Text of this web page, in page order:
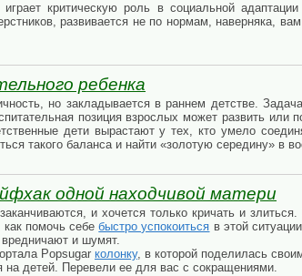
критическую роль в социальной
развивается не по нормам, наверняка,
ребенка
но закладывается в раннем детстве.
позиция взрослых может развить или
дети вырастают у тех, кто умело
такого баланса и найти «золотую середину» в
одной находчивой матери
и хочется только кричать и
как помочь себебыстро успокоиться в этой
и шумят.
Popsugar колонку, в которой поделилась
на детей. Перевели ее для вас с сокращениями.